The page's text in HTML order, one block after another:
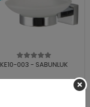
KE10-003 - SABUNLUK